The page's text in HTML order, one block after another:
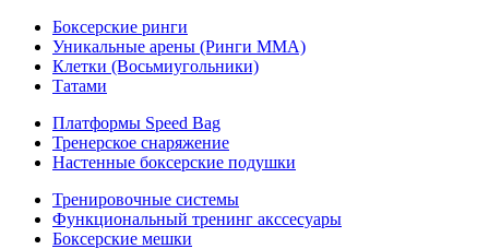
Боксерские ринги
Уникальные арены (Ринги ММА)
Клетки (Восьмиугольники)
Татами
Платформы Speed Bag
Тренерское снаряжение
Настенные боксерские подушки
Тренировочные системы
Функциональный тренинг акссесуары
Боксерские мешки